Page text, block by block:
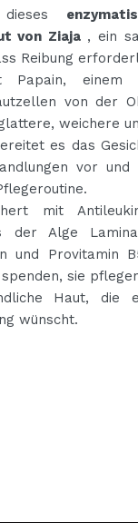
dieses
von Ziaja, ein
Reibung
Papain, einem
von der
weichere
es das
vor
mit
der Alge
und Provitamin
sie
Haut, die
wünscht.